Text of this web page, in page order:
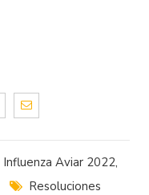
Influenza Aviar 2022,
Resoluciones